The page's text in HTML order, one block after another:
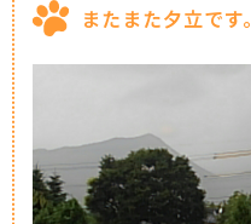
またまた夕立です。